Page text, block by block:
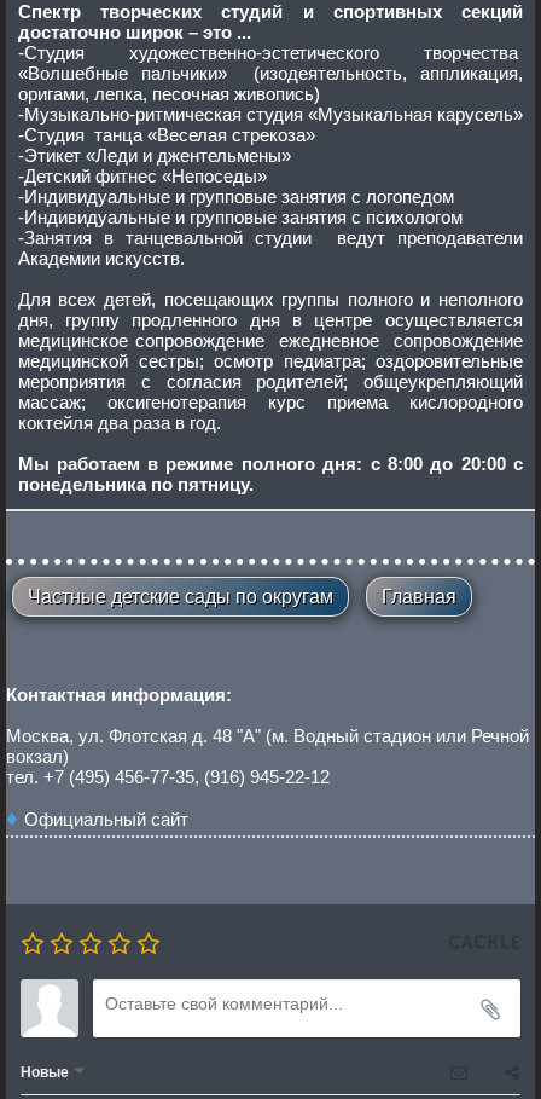
Спектр творческих студий и спортивных секций
достаточно широк – это ...
-Студия художественно-эстетического творчества
«Волшебные пальчики» (изодеятельность, аппликация,
оригами, лепка, песочная живопись)
-Музыкально-ритмическая студия «Музыкальная карусель»
-Студия танца «Веселая стрекоза»
-Этикет «Леди и джентельмены»
-Детский фитнес «Непоседы»
-Индивидуальные и групповые занятия с логопедом
-Индивидуальные и групповые занятия с психологом
-Занятия в танцевальной студии ведут преподаватели
Академии искусств.
Для всех детей, посещающих группы полного и неполного
дня, группу продленного дня в центре осуществляется
медицинское сопровождение ежедневное сопровождение
медицинской сестры; осмотр педиатра; оздоровительные
мероприятия с согласия родителей; общеукрепляющий
массаж; оксигенотерапия курс приема кислородного
коктейля два раза в год.
Мы работаем в режиме полного дня: с 8:00 до 20:00 с
понедельника по пятницу.
Частные детские сады по округам Главная
Контактная информация:
Москва, ул. Флотская д. 48 "А" (м. Водный стадион или Речной
вокзал)
тел. +7 (495) 456-77-35, (916) 945-22-12
Официальный сайт
Новые